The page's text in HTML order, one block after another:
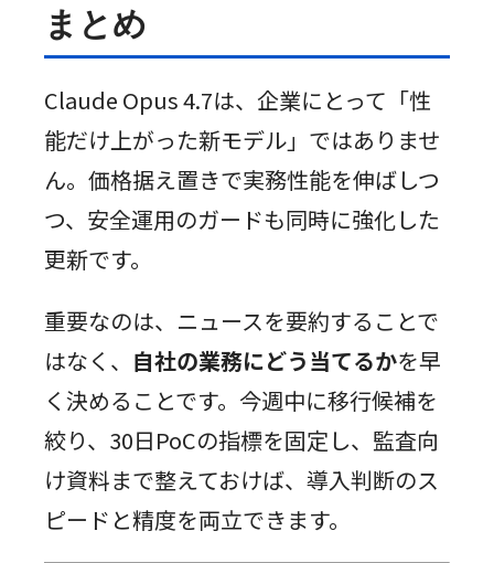
まとめ
Claude Opus 4.7は、企業にとって「性
能だけ上がった新モデル」ではありませ
ん。価格据え置きで実務性能を伸ばしつ
つ、安全運用のガードも同時に強化した
更新です。
重要なのは、ニュースを要約することで
はなく、 自社の業務にどう当てるかを早
く決めることです。今週中に移行候補を
絞り、30日PoCの指標を固定し、監査向
け資料まで整えておけば、導入判断のス
ピードと精度を両立できます。